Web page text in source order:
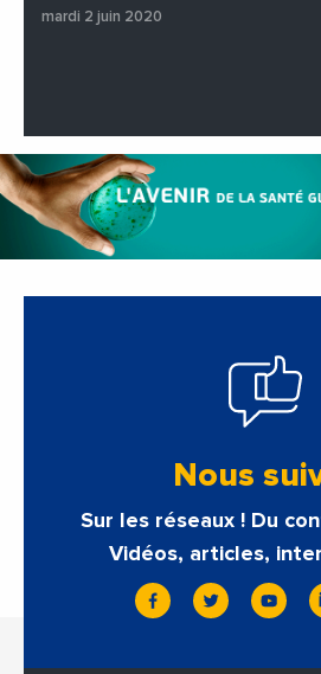
mardi 2 juin 2020
Nous
Sur les réseaux ! Du
Vidéos, articles,